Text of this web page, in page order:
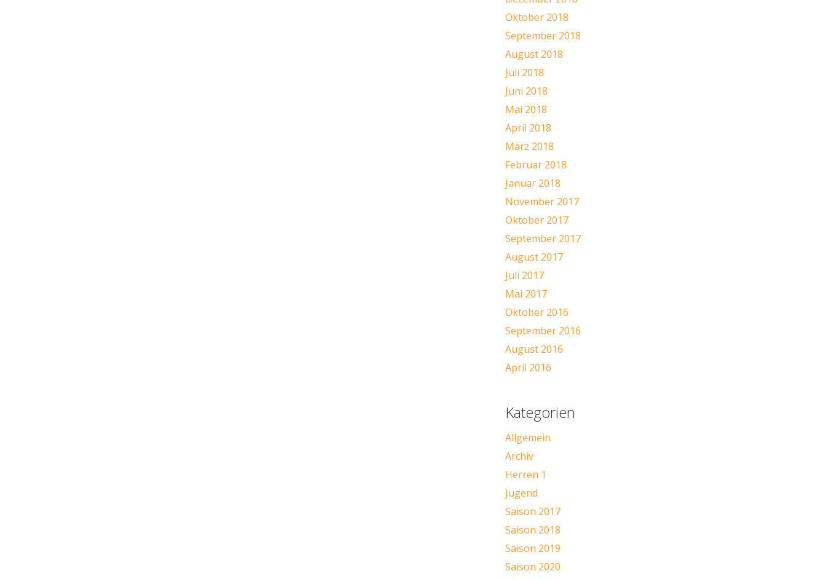
Oktober 2018
September 2018
August 2018
Juli 2018
Juni 2018
Mai 2018
April 2018
März 2018
Februar 2018
Januar 2018
November 2017
Oktober 2017
September 2017
August 2017
Juli 2017
Mai 2017
Oktober 2016
September 2016
August 2016
April 2016
Kategorien
Allgemein
Archiv
Herren 1
Jugend
Saison 2017
Saison 2018
Saison 2019
Saison 2020